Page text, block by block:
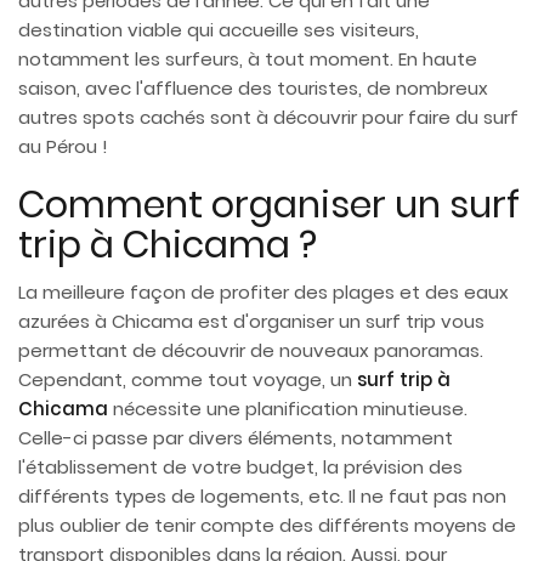
destination viable qui accueille ses visiteurs,
notamment les surfeurs, à tout moment. En haute
saison, avec l'affluence des touristes, de nombreux
autres spots cachés sont à découvrir pour faire du surf
au Pérou !
Comment organiser un surf
trip à Chicama ?
La meilleure façon de profiter des plages et des eaux
azurées à Chicama est d'organiser un surf trip vous
permettant de découvrir de nouveaux panoramas.
Cependant, comme tout voyage, un surf trip à
Chicama nécessite une planification minutieuse.
Celle-ci passe par divers éléments, notamment
l'établissement de votre budget, la prévision des
différents types de logements, etc. Il ne faut pas non
plus oublier de tenir compte des différents moyens de
transport disponibles dans la région. Aussi, pour